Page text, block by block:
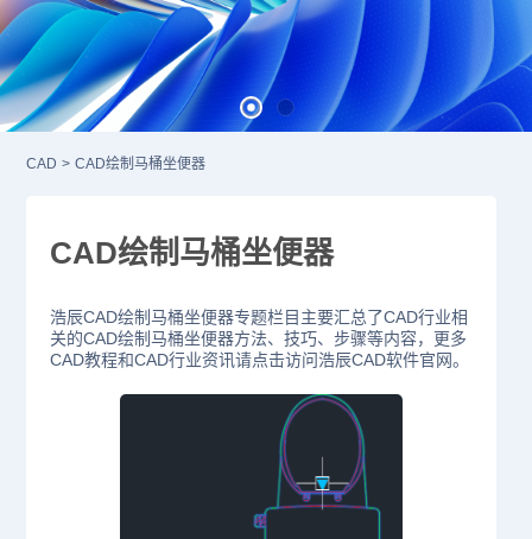
CAD > CAD绘制马桶坐便器
CAD绘制马桶坐便器
浩辰CAD绘制马桶坐便器专题栏目主要汇总了CAD行业相
关的CAD绘制马桶坐便器方法、技巧、步骤等内容，更多
CAD教程和CAD行业资讯请点击访问浩辰CAD软件官网。